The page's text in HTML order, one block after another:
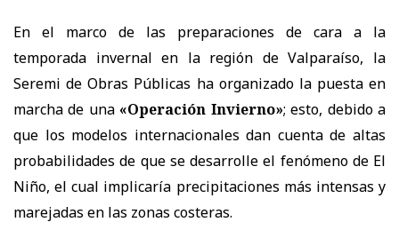
En el marco de las preparaciones de cara a la
temporada invernal en la región de Valparaíso, la
Seremi de Obras Públicas ha organizado la puesta en
marcha de una «Operación Invierno»; esto, debido a
que los modelos internacionales dan cuenta de altas
probabilidades de que se desarrolle el fenómeno de El
Niño, el cual implicaría precipitaciones más intensas y
marejadas en las zonas costeras.